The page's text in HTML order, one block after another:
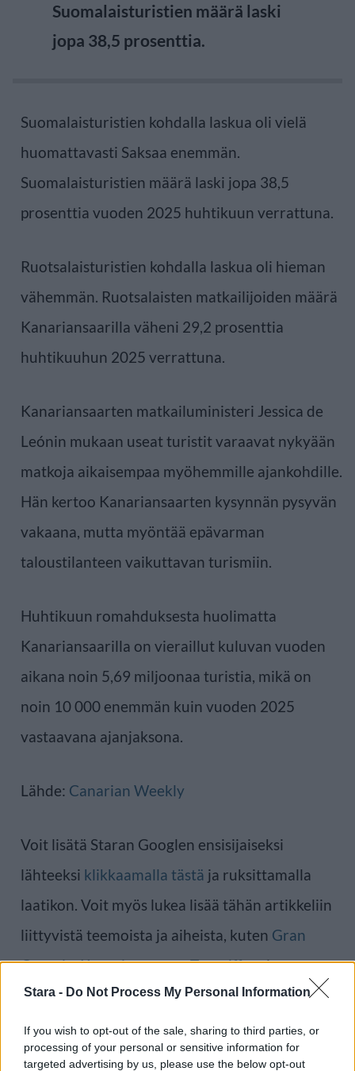
Stara - Do Not Process My Personal Information
If you wish to opt-out of the sale, sharing to third parties, or
processing of your personal or sensitive information for
targeted advertising by us, please use the below opt-out
Suomalaisturistien määrä laski
jopa 38,5 prosenttia.
Suomalaisturistien kohdalla laskua oli vielä
huomattavasti Saksaa enemmän.
Suomalaisturistien määrä laski jopa 38,5
prosenttia vuoden 2025 huhtikuun verrattuna.
Ruotsalaisturistien kohdalla laskua oli hieman
vähemmän. Ruotsalaisten matkailijoiden määrä
Kanariansaarilla väheni 29,2 prosenttia
huhtikuuhun 2025 verrattuna.
Kanariansaarten matkailuministeri Jessica de
Leónin mukaan useat turistit varaavat nykyään
matkoja aikaisempaa myöhemmille ajankohdille.
Hän kertoo Kanariansaarten kysynnän pysyvän
vakaana, mutta myöntää epävarman
taloustilanteen vaikuttavan turismiin.
Huhtikuun romahduksesta huolimatta
Kanariansaarilla on vieraillut kuluvan vuoden
aikana noin 5,69 miljoonaa turistia, mikä on
noin 10 000 enemmän kuin vuoden 2025
vastaavana ajanjaksona.
Lähde: Canarian Weekly
Voit lisätä Staran Googlen ensisijaiseksi
lähteeksi klikkaamalla tästä ja ruksittamalla
laatikon. Voit myös lukea lisää tähän artikkeliin
liittyvistä teemoista ja aiheista, kuten Gran
Canaria,Kanariansaaret,Teneriffatai
laajemmin samasta aihealueesta Matkailu-
osioistamme.